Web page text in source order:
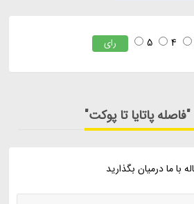
4
5 رای
پاتایا تا پوکت"
با ما درمیان بگذارید